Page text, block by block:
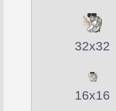
32x32
16x16